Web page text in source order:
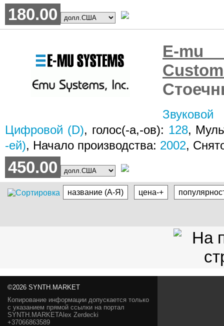
180.00
E-mu
Цифровой (D), голос(-а,-ов): 128,
-ей), Начало производства: 2002,
450.00
название (А-Я) цена-+
©2026 SYNTH.MARKET
Копирование информации допускается только
с указанием прямой ссылки на портал
SYNTH.MARKETAlex Zerdecki
+37066863589